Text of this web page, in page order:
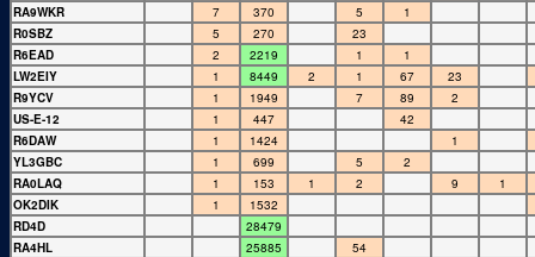
RA9WKR
7 370 5
1
R0SBZ
5 270
23
R6EAD
2 2219 1
1
LW2EIY
1 8449 2 1 67
23
R9YCV
1 1949 7 89
2
US-E-12
1 447
42
R6DAW
1 1424
1
YL3GBC
1 699 5
2
RA0LAQ
1 153 1 2 9
1
OK2DIK
1
1532
RD4D
28479
RA4HL
25885
54